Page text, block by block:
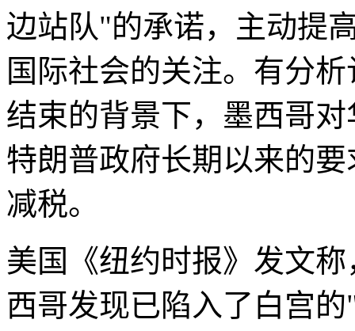
边站队"的承诺，主动提
国际社会的关注。有分
结束的背景下，墨西哥
特朗普政府长期以来的
减税。
美国《纽约时报》发文
西哥发现已陷入了白宫